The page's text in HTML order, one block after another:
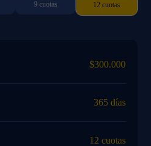
9 cuotas 12 cuotas
$300.000
365 días
12 cuotas